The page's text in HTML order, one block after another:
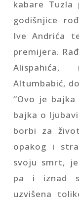
kabare Tuzla
godišnjice
Ive Andrića
premijera.
Altumbabić,
‘’Ovo je
bajka o
borbi za
opakog i
svoju smrt,
pa i iznad
uzvišena